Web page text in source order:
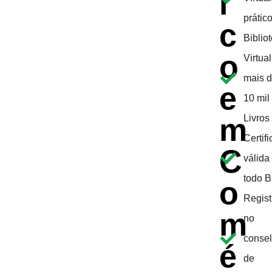
c
o
e
m
C
o
m
é
Virtual
mais
10 mil
Livros
válida
todo
no
de